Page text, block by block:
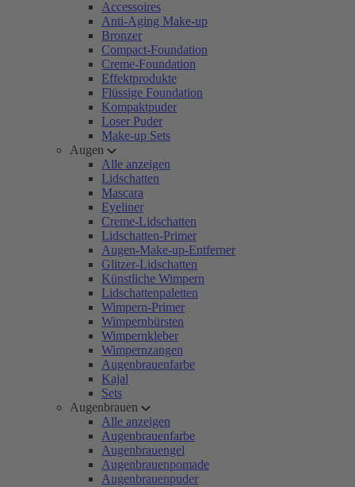
Accessoires
Anti-Aging Make-up
Bronzer
Compact-Foundation
Creme-Foundation
Effektprodukte
Flüssige Foundation
Kompaktpuder
Loser Puder
Make-up Sets
Augen
Alle anzeigen
Lidschatten
Mascara
Eyeliner
Creme-Lidschatten
Lidschatten-Primer
Augen-Make-up-Entferner
Glitzer-Lidschatten
Künstliche Wimpern
Lidschattenpaletten
Wimpern-Primer
Wimpernbürsten
Wimpernkleber
Wimpernzangen
Augenbrauenfarbe
Kajal
Sets
Augenbrauen
Alle anzeigen
Augenbrauenfarbe
Augenbrauengel
Augenbrauenpomade
Augenbrauenpuder